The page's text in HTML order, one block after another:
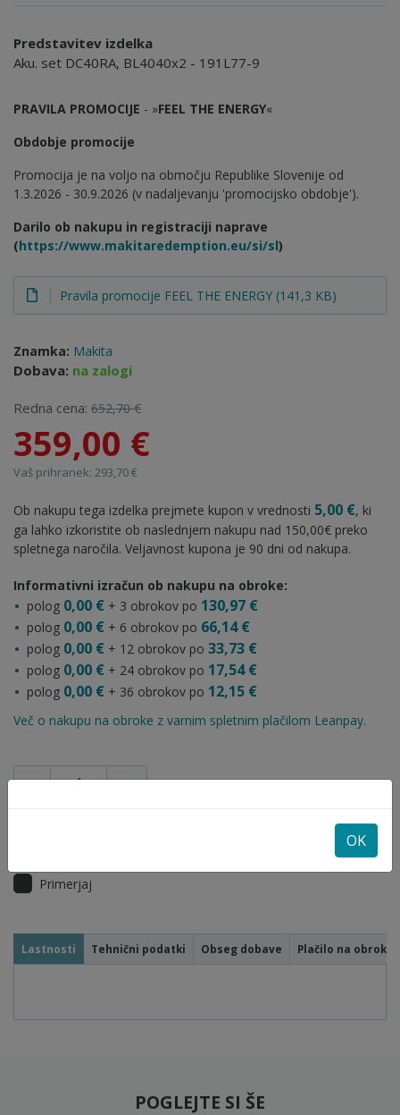
Predstavitev izdelka
Aku. set DC40RA, BL4040x2 - 191L77-9
PRAVILA PROMOCIJE - »FEEL THE ENERGY«
Obdobje promocije
Promocija je na voljo na območju Republike Slovenije od
1.3.2026 - 30.9.2026 (v nadaljevanju 'promocijsko obdobje').
Darilo ob nakupu in registraciji naprave
(https://www.makitaredemption.eu/si/sl)
Pravila promocije FEEL THE ENERGY (141,3 KB)
Znamka: Makita
Dobava: na zalogi
Redna cena: 652,70 €
359,00 €
Vaš prihranek: 293,70 €
Ob nakupu tega izdelka prejmete kupon v vrednosti 5,00 €, ki
ga lahko izkoristite ob naslednjem nakupu nad 150,00€ preko
spletnega naročila. Veljavnost kupona je 90 dni od nakupa.
Informativni izračun ob nakupu na obroke:
polog 0,00 € + 3 obrokov po 130,97 €
polog 0,00 € + 6 obrokov po 66,14 €
polog 0,00 € + 12 obrokov po 33,73 €
polog 0,00 € + 24 obrokov po 17,54 €
polog 0,00 € + 36 obrokov po 12,15 €
Več o nakupu na obroke z varnim spletnim plačilom Leanpay.
- +
Primerjaj
Lastnosti Tehnični podatki Obseg dobave Plačilo na obroke
POGLEJTE SI ŠE
OK